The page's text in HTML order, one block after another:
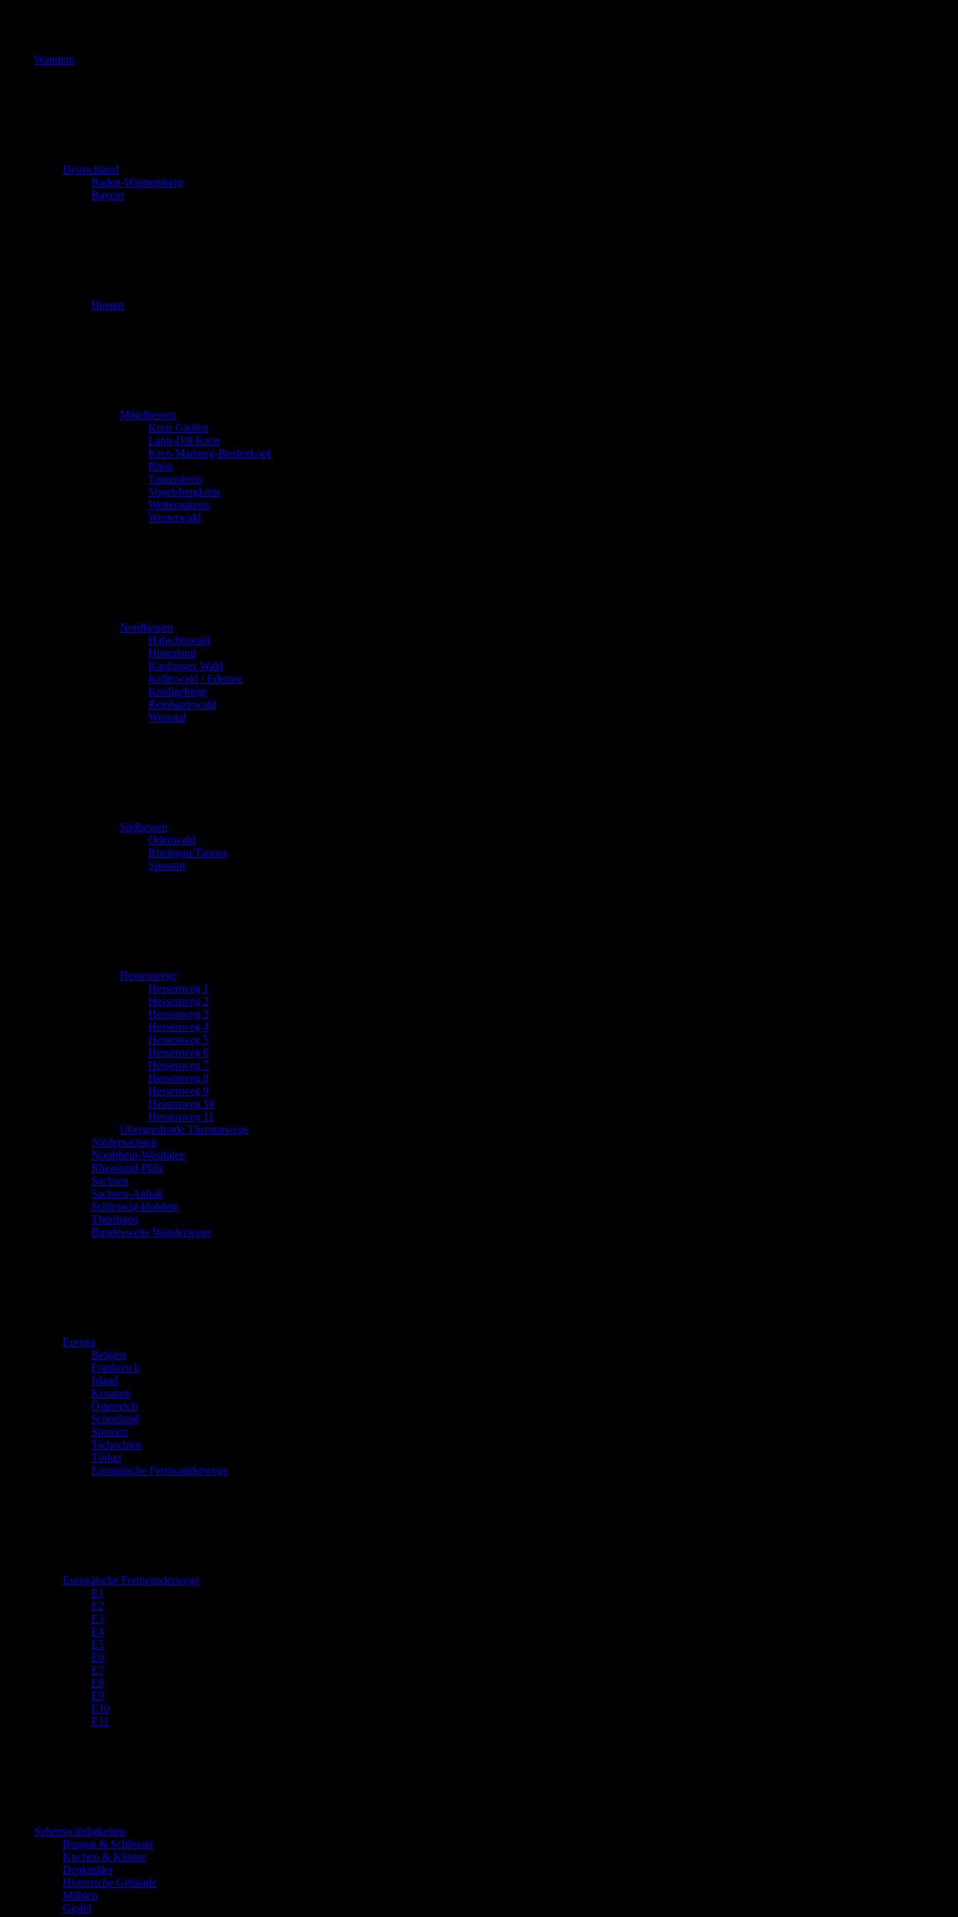
Wandern
Deutschland
Baden-Württemberg
Bayern
Hessen
Mittelhessen
Kreis Gießen
Lahn-Dill-Kreis
Kreis Marburg-Biedenkopf
Rhön
Taunuskreis
Vogelsbergkreis
Wetteraukreis
Westerwald
Nordhessen
Habichtswald
Hinterland
Kaufunger Wald
Kellerwald / Edersee
Knüllgebirge
Reinhardswald
Werratal
Südhessen
Odenwald
Rheingau/Taunus
Spessart
Hessenwege
Hessenweg 1
Hessenweg 2
Hessenweg 3
Hessenweg 4
Hessenweg 5
Hessenweg 6
Hessenweg 7
Hessenweg 8
Hessenweg 9
Hessenweg 10
Hessenweg 11
Übergreifende Themenwege
Niedersachsen
Nordrhein-Westfalen
Rheinland-Pfalz
Sachsen
Sachsen-Anhalt
Schleswig-Holstein
Thüringen
Bundesweite Wanderwege
Europa
Belgien
Frankreich
Irland
Kroatien
Österreich
Schottland
Spanien
Tschechien
Türkei
Europäische Fernwanderwege
Europäische Fernwanderwege
E1
E2
E3
E4
E5
E6
E7
E8
E9
E10
E11
Sehenswürdigkeiten
Burgen & Schlösser
Kirchen & Klöster
Denkmäler
Historische Gebäude
Mühlen
Gipfel